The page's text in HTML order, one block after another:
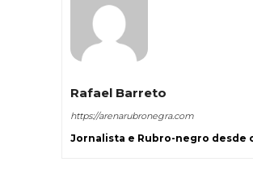
Rafael Barreto
https://arenarubronegra.com
Jornalista e Rubro-negro desde